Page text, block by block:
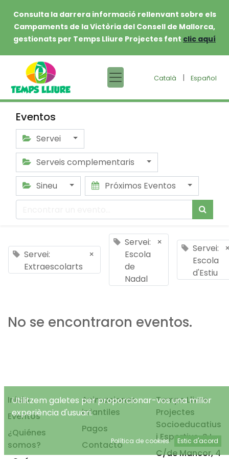
Consulta la darrera informació rellenvant sobre els
Campaments de la Victòria del Consell de Mallorca,
gestionats per Temps Lliure Projectes fent clic aquí
Català | Español
Eventos
Servei
Serveis complementaris
Sineu
Próximos Eventos
Servei:
Extraescolarts
×
Servei:
Escola
de
Nadal
×
Servei:
Escola
d'Estiu
No se encontraron eventos.
Inicio
Eventos
¿Quiénes
somos?
Animaciones
infantiles
Pagos
Contacto
Temps Lliure
Projectes
Socioeducatius
i Esportius, S.L.
C/de Mancor, 4
Utilitzem galetes per proporcionar-vos una millor
experiència d'usuari.
Política de cookies Estic d'acord